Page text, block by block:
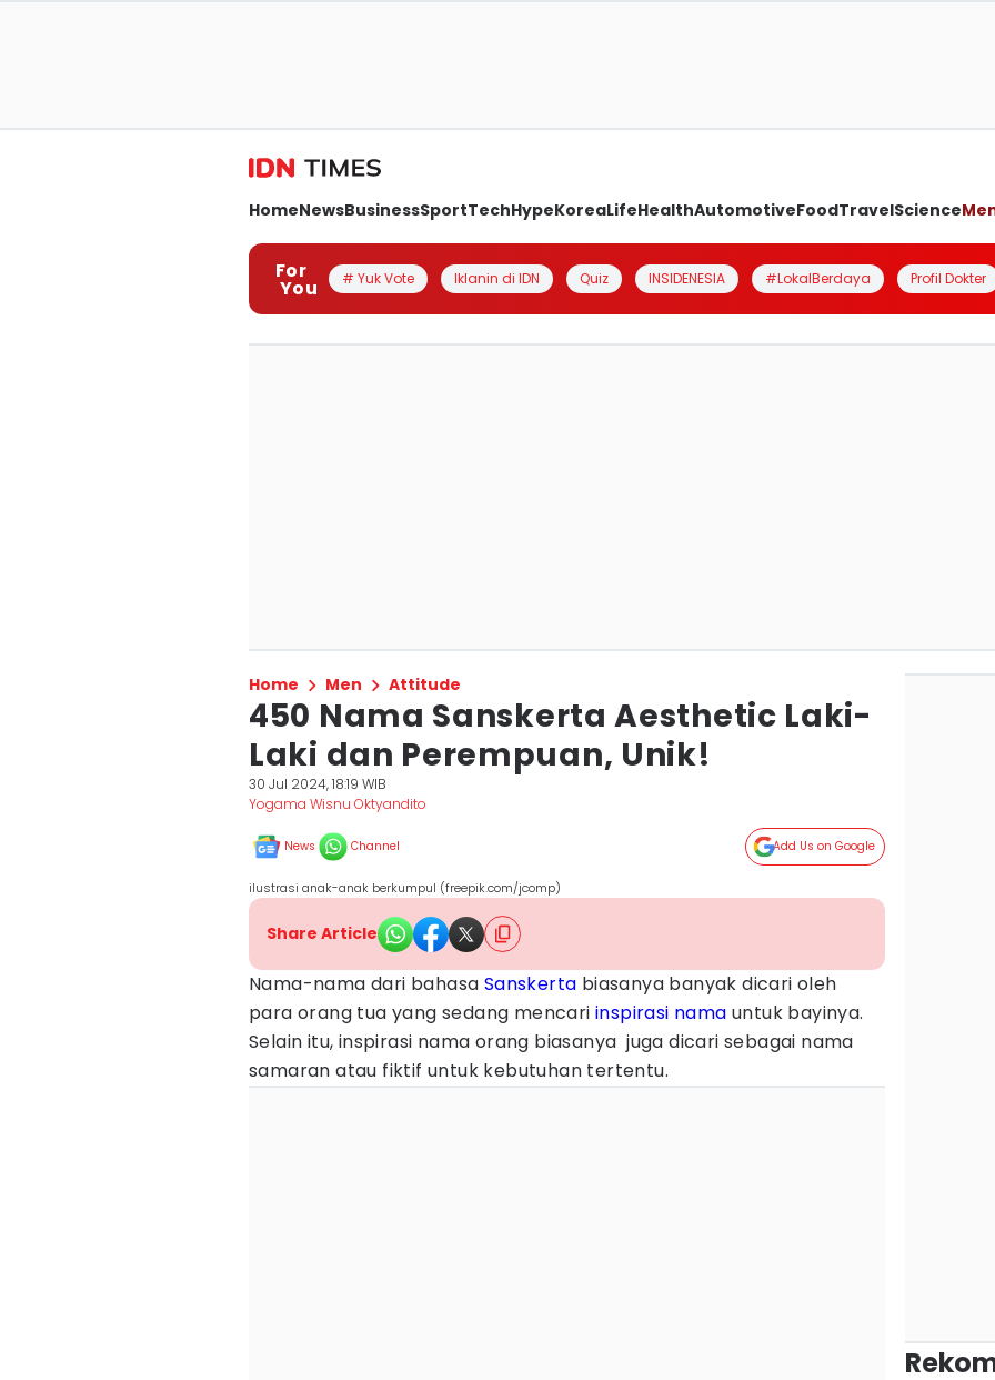
HomeNewsBusinessSportTechHypeKoreaLifeHealthAutomotiveFoodTravelScience
For
You # Yuk Vote Iklanin di IDN Quiz INSIDENESIA #LokalBerdaya Profil Dokter
Home Men Attitude
450 Nama Sanskerta Aesthetic Laki-
Laki dan Perempuan, Unik!
30 Jul 2024, 18:19 WIB
Yogama Wisnu Oktyandito
News Channel Add Us on Google
ilustrasi anak-anak berkumpul (freepik.com/jcomp)
Share Article
Nama-nama dari bahasa Sanskerta biasanya banyak dicari oleh
para orang tua yang sedang mencari inspirasi nama untuk bayinya.
Selain itu, inspirasi nama orang biasanya juga dicari sebagai nama
samaran atau fiktif untuk kebutuhan tertentu.